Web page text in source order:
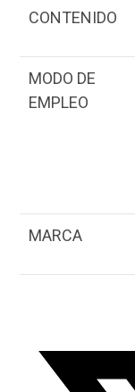
CONTENIDO
MODO DE
EMPLEO
MARCA